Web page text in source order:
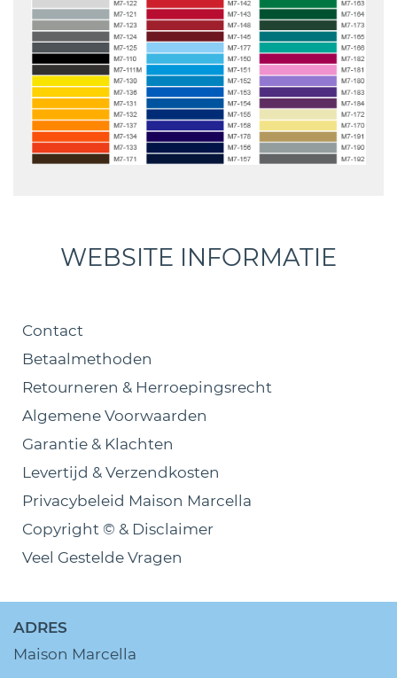
WEBSITE INFORMATIE
Contact
Betaalmethoden
Retourneren & Herroepingsrecht
Algemene Voorwaarden
Garantie & Klachten
Levertijd & Verzendkosten
Privacybeleid Maison Marcella
Copyright © & Disclaimer
Veel Gestelde Vragen
ADRES
Maison Marcella